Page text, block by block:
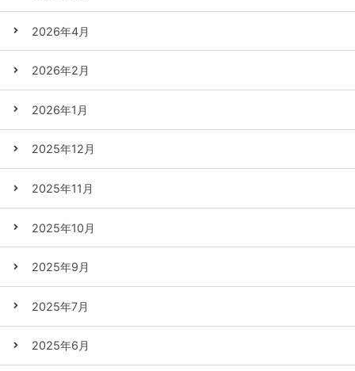
2026年4月
2026年2月
2026年1月
2025年12月
2025年11月
2025年10月
2025年9月
2025年7月
2025年6月